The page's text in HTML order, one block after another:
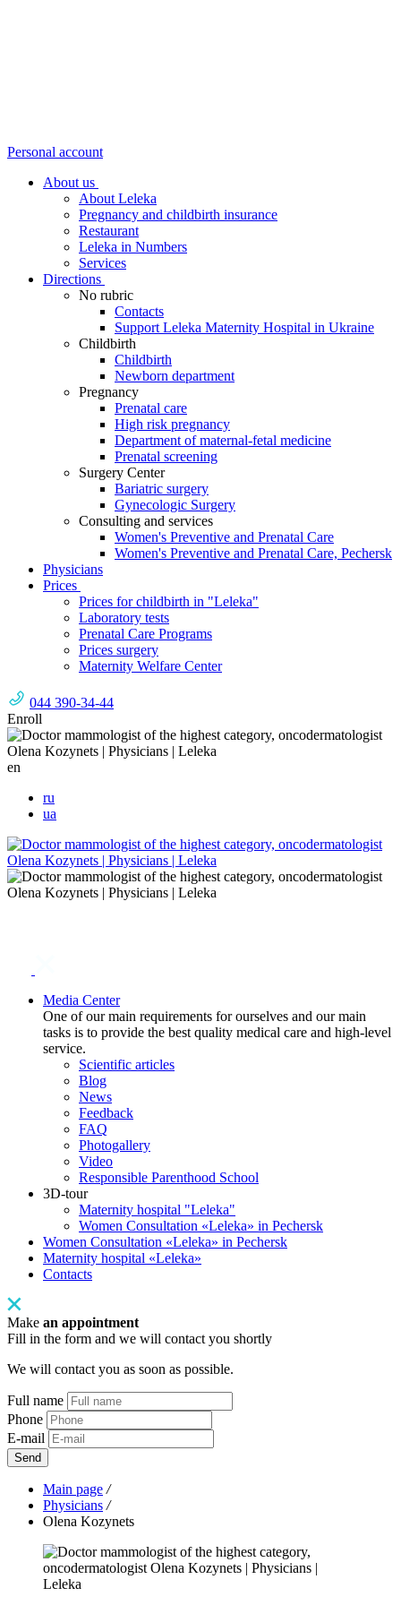
Personal account
About us
About Leleka
Pregnancy and childbirth insurance
Restaurant
Leleka in Numbers
Services
Directions
No rubric
Contacts
Support Leleka Maternity Hospital in Ukraine
Childbirth
Childbirth
Newborn department
Pregnancy
Prenatal care
High risk pregnancy
Department of maternal-fetal medicine
Prenatal screening
Surgery Center
Bariatric surgery
Gynecologic Surgery
Consulting and services
Women's Preventive and Prenatal Care
Women's Preventive and Prenatal Care, Pechersk
Physicians
Prices
Prices for childbirth in "Leleka"
Laboratory tests
Prenatal Care Programs
Prices surgery
Maternity Welfare Center
044 390-34-44
Enroll
en
ru
ua
Media Center
One of our main requirements for ourselves and our main
tasks is to provide the best quality medical care and high-level
service.
Scientific articles
Blog
News
Feedback
FAQ
Photogallery
Video
Responsible Parenthood School
3D-tour
Maternity hospital "Leleka"
Women Consultation «Leleka» in Pechersk
Women Consultation «Leleka» in Pechersk
Maternity hospital «Leleka»
Contacts
Make an appointment
Fill in the form and we will contact you shortly
We will contact you as soon as possible.
Full name
Phone
E-mail
Send
Main page /
Physicians /
Olena Kozynets